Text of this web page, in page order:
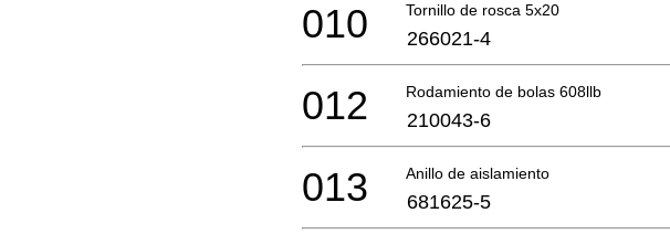
Tornillo de rosca 5x20
010 266021-4
Rodamiento de bolas 608llb
012 210043-6
Anillo de aislamiento
013 681625-5